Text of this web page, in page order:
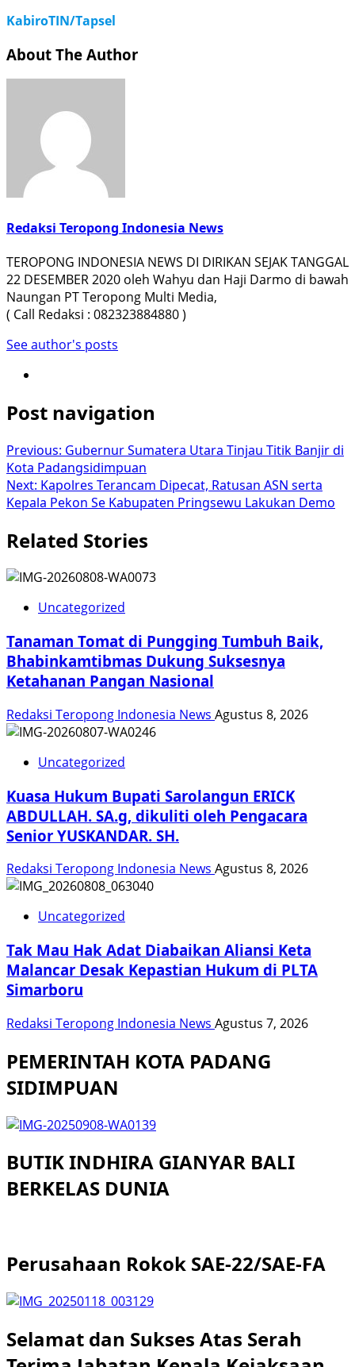
KabiroTIN/Tapsel
About The Author
Redaksi Teropong Indonesia News
TEROPONG INDONESIA NEWS DI DIRIKAN SEJAK TANGGAL
22 DESEMBER 2020 oleh Wahyu dan Haji Darmo di bawah
Naungan PT Teropong Multi Media,
( Call Redaksi : 082323884880 )
See author's posts
Post navigation
Previous: Gubernur Sumatera Utara Tinjau Titik Banjir di
Kota Padangsidimpuan
Next: Kapolres Terancam Dipecat, Ratusan ASN serta
Kepala Pekon Se Kabupaten Pringsewu Lakukan Demo
Related Stories
Uncategorized
Tanaman Tomat di Pungging Tumbuh Baik,
Bhabinkamtibmas Dukung Suksesnya
Ketahanan Pangan Nasional
Redaksi Teropong Indonesia News Agustus 8, 2026
Uncategorized
Kuasa Hukum Bupati Sarolangun ERICK
ABDULLAH. SA.g, dikuliti oleh Pengacara
Senior YUSKANDAR. SH.
Redaksi Teropong Indonesia News Agustus 8, 2026
Uncategorized
Tak Mau Hak Adat Diabaikan Aliansi Keta
Malancar Desak Kepastian Hukum di PLTA
Simarboru
Redaksi Teropong Indonesia News Agustus 7, 2026
PEMERINTAH KOTA PADANG
SIDIMPUAN
BUTIK INDHIRA GIANYAR BALI
BERKELAS DUNIA
Perusahaan Rokok SAE-22/SAE-FA
Selamat dan Sukses Atas Serah